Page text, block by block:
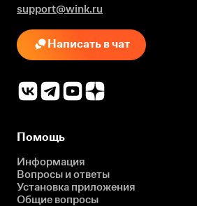
support@wink.ru
Написать в чат
Помощь
Информация
Вопросы и ответы
Установка приложения
Общие вопросы